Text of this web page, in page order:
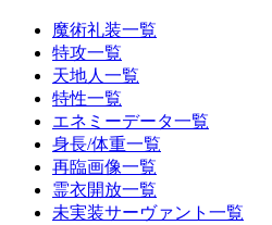
魔術礼装一覧
特攻一覧
天地人一覧
特性一覧
エネミーデータ一覧
身長/体重一覧
再臨画像一覧
霊衣開放一覧
未実装サーヴァント一覧